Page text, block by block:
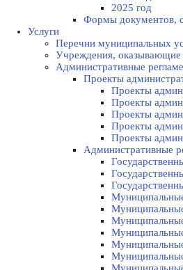
2025 год
Формы документов,
Услуги
Перечни муниципальных
Учреждения, оказывающие
Административные
Проекты
Проекты
Проекты
Проекты
Проекты
Проекты
Административные